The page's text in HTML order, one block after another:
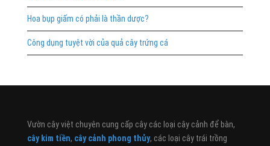
Hoa bụp giấm có phải là thần dược?
Công dụng tuyệt vời của quả cây trứng cá
Vườn cây việt chuyên cung cấp cây các loại cây cảnh để bàn,
cây kim tiền, cây cảnh phong thủy, các loại cây trái trồng